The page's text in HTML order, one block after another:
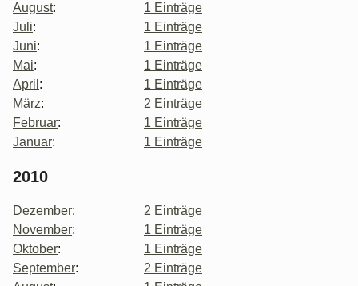
August:
1 Einträge
Juli:
1 Einträge
Juni:
1 Einträge
Mai:
1 Einträge
April :
1 Einträge
März:
2 Einträge
Februar:
1 Einträge
Januar: 1 Einträge
2010
Dezember:
2 Einträge
November:
1 Einträge
Oktober:
1 Einträge
September:
2 Einträge